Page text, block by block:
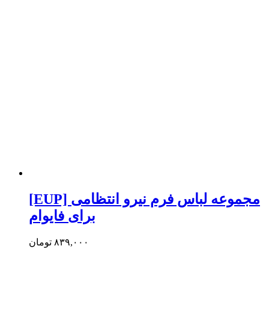
[EUP] مجموعه لباس فرم نیرو انتظامی
برای فایوام
۸۳۹,۰۰۰ تومان